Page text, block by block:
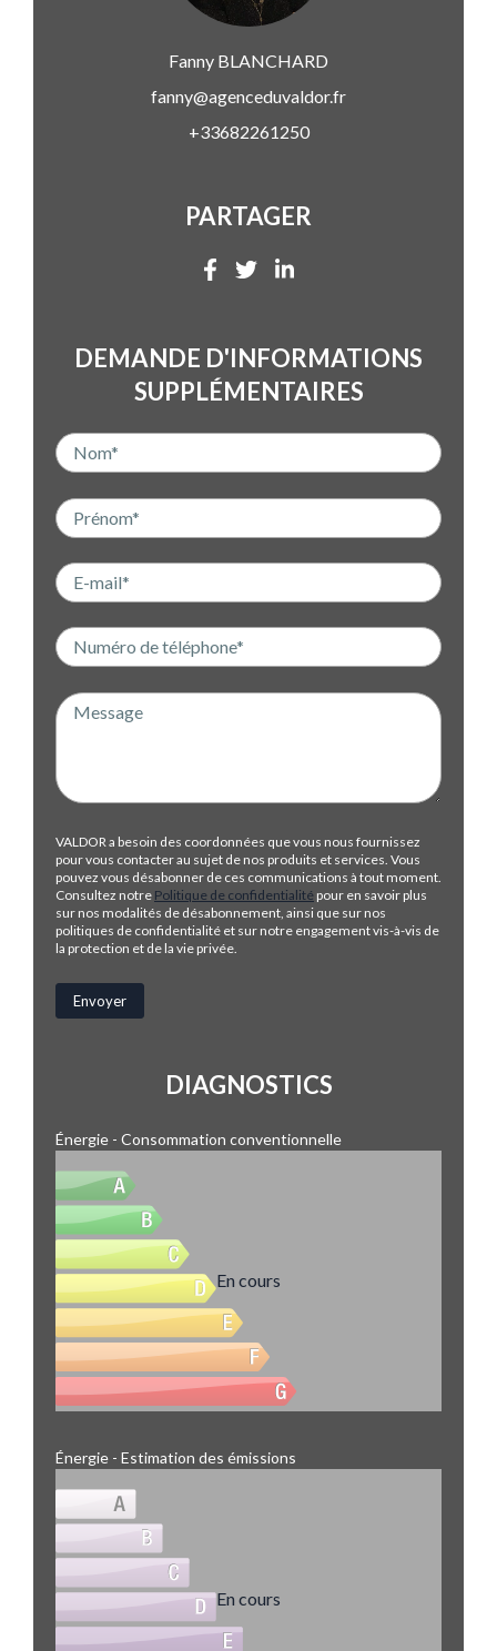
Fanny BLANCHARD
fanny@agenceduvaldor.fr
+33682261250
PARTAGER
DEMANDE D'INFORMATIONS
SUPPLÉMENTAIRES
VALDOR a besoin des coordonnées que vous nous fournissez
pour vous contacter au sujet de nos produits et services. Vous
pouvez vous désabonner de ces communications à tout moment.
Consultez notre Politique de confidentialité pour en savoir plus
sur nos modalités de désabonnement, ainsi que sur nos
politiques de confidentialité et sur notre engagement vis-à-vis de
la protection et de la vie privée.
DIAGNOSTICS
Énergie - Consommation conventionnelle
En cours
Énergie - Estimation des émissions
En cours